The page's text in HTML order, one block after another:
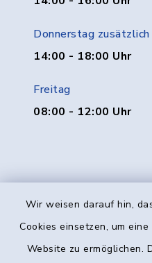
Wir weisen darauf hin,
Cookies einsetzen, um
Website zu ermöglichen.
Donnerstag zusätzlich
14:00 - 18:00 Uhr
Freitag
08:00 - 12:00 Uhr